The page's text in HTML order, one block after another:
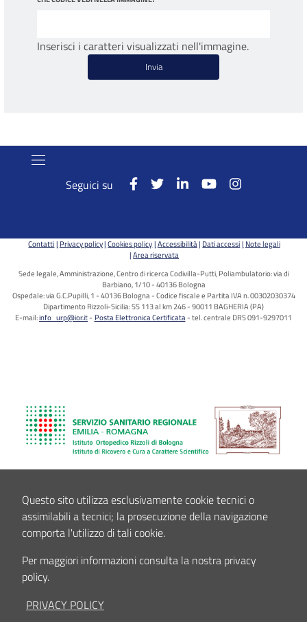
Inserisci i caratteri visualizzati nell'immagine.
Seguici su
Contatti Privacy policy Cookies policy Accessibilità Dati accessi Note legali
Area riservata
Sede legale, Amministrazione, Centro di ricerca Codivilla-Putti, Poliambulatorio: via di
Barbiano, 1/10 - 40136 Bologna
Ospedale: via G.C.Pupilli, 1 - 40136 Bologna - Codice fiscale e Partita IVA n. 00302030374
Dipartimento Rizzoli-Sicilia: SS 113 al km 246 - 90011 BAGHERIA (PA)
E-mail:info_urp@ior.it Posta Elettronica Certificata tel. centrale DRS 091-9297011
Questo sito utilizza esclusivamente cookie tecnici o
assimilabili a tecnici; la prosecuzione della navigazione
comporta l'utilizzo di tali cookie.
Per maggiori informazioni consulta la nostra privacy
policy.
PRIVACY POLICY